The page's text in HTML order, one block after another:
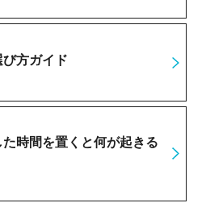
方ガイド
た時間を置くと何が起きる